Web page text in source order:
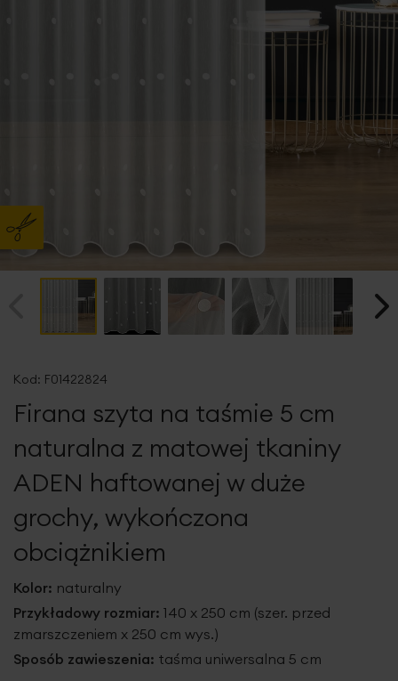
początek
galerii
Kod: F01422824
Firana szyta na taśmie 5 cm
naturalna z matowej tkaniny
ADEN haftowanej w duże
grochy, wykończona
obciążnikiem
Kolor: naturalny
Przykładowy rozmiar: 140 x 250 cm (szer. przed
zmarszczeniem x 250 cm wys.)
Sposób zawieszenia: taśma uniwersalna 5 cm